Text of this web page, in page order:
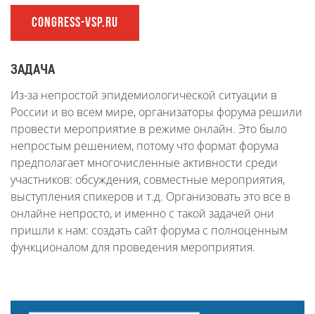
CONGRESS-VSP.RU
ЗАДАЧА
Из-за непростой эпидемиологической ситуации в
России и во всем мире, организаторы форума решили
провести мероприятие в режиме онлайн. Это было
непростым решением, потому что формат форума
предполагает многочисленные активности среди
участников: обсуждения, совместные мероприятия,
выступления спикеров и т.д. Организовать это все в
онлайне непросто, и именно с такой задачей они
пришли к нам: создать сайт форума с полноценным
функционалом для проведения мероприятия.